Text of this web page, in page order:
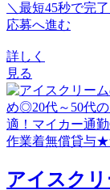
＼最短45秒で完
応募へ進む
詳しく
見る
アイスク